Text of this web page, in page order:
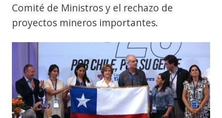
Comité de Ministros y el rechazo de
proyectos mineros importantes.